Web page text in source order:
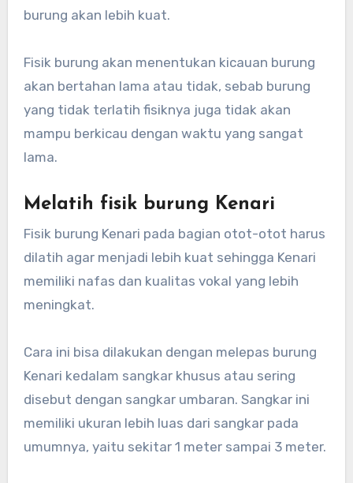
burung akan lebih kuat.
Fisik burung akan menentukan kicauan burung
akan bertahan lama atau tidak, sebab burung
yang tidak terlatih fisiknya juga tidak akan
mampu berkicau dengan waktu yang sangat
lama.
Melatih fisik burung Kenari
Fisik burung Kenari pada bagian otot-otot harus
dilatih agar menjadi lebih kuat sehingga Kenari
memiliki nafas dan kualitas vokal yang lebih
meningkat.
Cara ini bisa dilakukan dengan melepas burung
Kenari kedalam sangkar khusus atau sering
disebut dengan sangkar umbaran. Sangkar ini
memiliki ukuran lebih luas dari sangkar pada
umumnya, yaitu sekitar 1 meter sampai 3 meter.